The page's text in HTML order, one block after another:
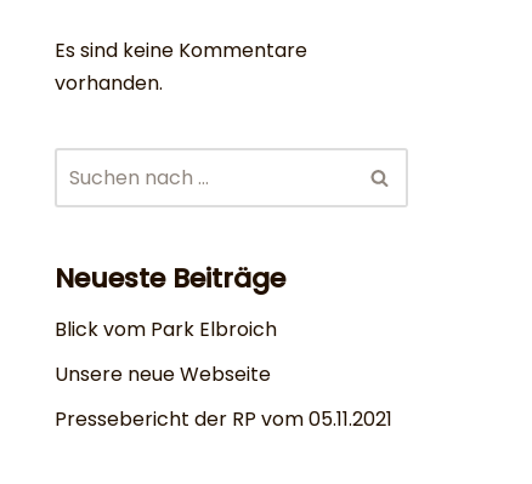
Es sind keine Kommentare
vorhanden.
Neueste Beiträge
Blick vom Park Elbroich
Unsere neue Webseite
Pressebericht der RP vom 05.11.2021